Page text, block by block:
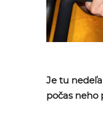
Je tu
počas neho